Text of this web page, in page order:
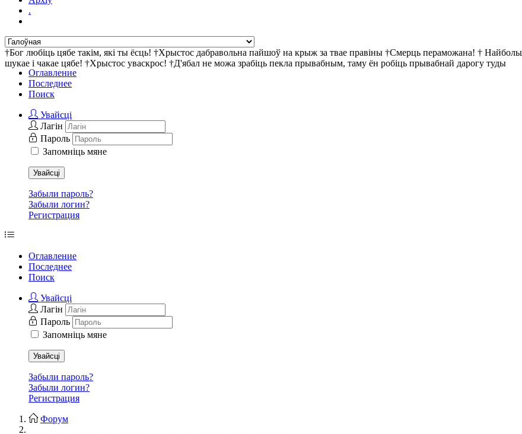
.
†Бог любіць цябе такім, які ты ёсць! †Хрыстос дабравольна пайшоў на крыж за твае правіны †Смерць пераможана! †
шукае і чакае цябе! †Хрыстос уваскрос! †Д'ябал не можа зрабіць пекла прывабным, таму ён робіць прывабнай дарогу туды
Оглавление
Последнее
Поиск
Увайсці
Лагін
Пароль
Запомніць мяне
Увайсці
Забыли пароль?
Забыли логин?
Регистрация
Оглавление
Последнее
Поиск
Увайсці
Лагін
Пароль
Запомніць мяне
Увайсці
Забыли пароль?
Забыли логин?
Регистрация
Форум